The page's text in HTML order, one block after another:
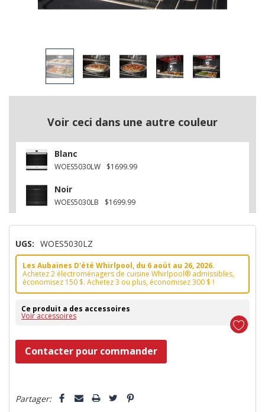
Voir ceci dans une autre couleur
Blanc
WOES5030LW $1699.99
Noir
WOES5030LB $1699.99
UGS: WOES5030LZ
Les Aubaines D'été Whirlpool, du 6 aoüt au 26, 2026.
Achetez 2 électroménagers de cuisine Whirlpool® admissibles,
économisez 150 $. Achetez 3 ou plus, économisez 300 $ !
Ce produit a des accessoires
Voir accessoires
Dépêchez-
vous!
n’en
Contacter pour commander
Partager: